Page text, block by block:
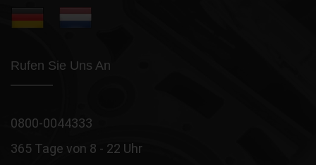
Rufen Sie Uns An
0800-0044333
365 Tage von 8 - 22 Uhr